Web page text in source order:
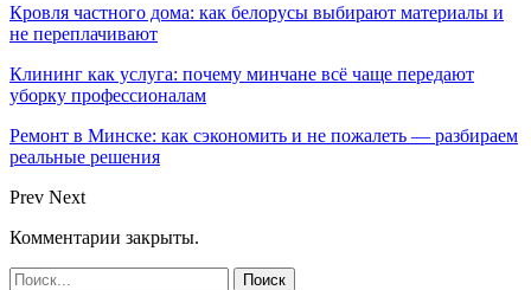
Кровля частного дома: как белорусы выбирают материалы и
не переплачивают
Клининг как услуга: почему минчане всё чаще передают
уборку профессионалам
Ремонт в Минске: как сэкономить и не пожалеть — разбираем
реальные решения
Prev Next
Комментарии закрыты.